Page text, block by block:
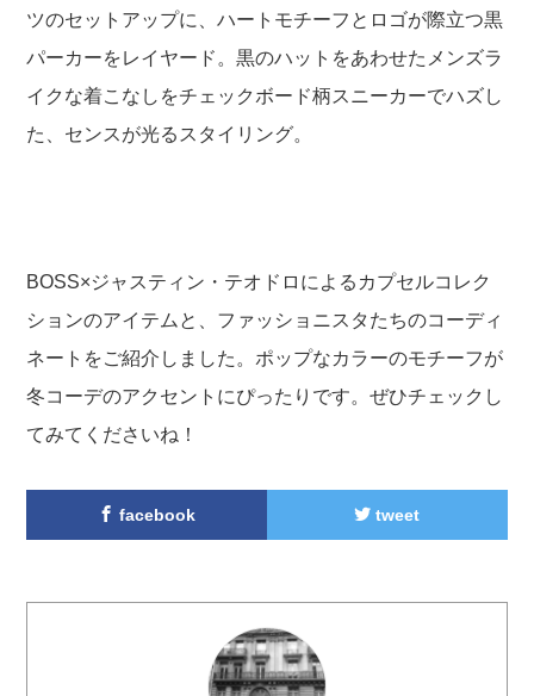
ツのセットアップに、ハートモチーフとロゴが際立つ黒
パーカーをレイヤード。黒のハットをあわせたメンズラ
イクな着こなしをチェックボード柄スニーカーでハズし
た、センスが光るスタイリング。
BOSS×ジャスティン・テオドロによるカプセルコレク
ションのアイテムと、ファッショニスタたちのコーディ
ネートをご紹介しました。ポップなカラーのモチーフが
冬コーデのアクセントにぴったりです。ぜひチェックし
てみてくださいね！
facebook tweet